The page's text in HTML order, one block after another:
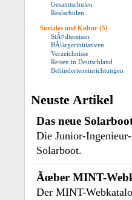
Gesamtschulen
Realschulen
Soziales und Kultur (5)
StÃ¤dtereisen
BÃ¼rgerinitiativen
Verzeichnisse
Reisen in Deutschland
Behinderteneinrichtungen
Neuste Artikel
Das neue
Die Junior-
Solarboot.
Ãœber MINT-
Der MINT-